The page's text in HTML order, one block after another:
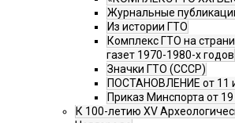
Журнальные
Из истории ГТО
Комплекс ГТО на
газет 1970-1980-х годов
Значки ГТО (СССР)
ПОСТАНОВЛЕНИЕ от 11
Приказ Минспорта от 19
К 100-летию XV